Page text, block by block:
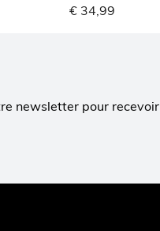
€ 34,99
newsletter pour recevoir